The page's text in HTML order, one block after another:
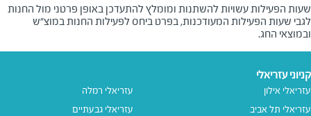
שעות הפעילות עשויות להשתנות ומומלץ להתעדכן באופן פרטני מול החנות
לגבי שעות הפעילות המעודכנות, בפרט ביחס לפעילות החנות במוצ"ש
ובמוצאי החג.
קניוני עזריאלי
עזריאלי אילון
עזריאלי תל אביב
עזריאלי רמלה
עזריאלי גבעתיים